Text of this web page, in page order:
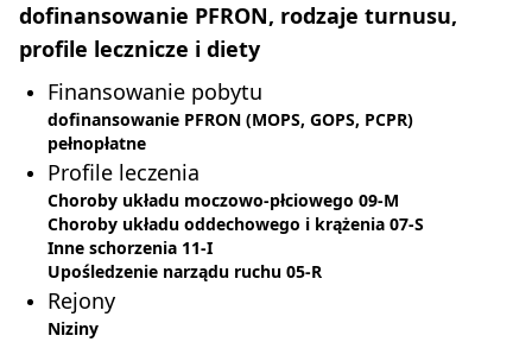
dofinansowanie PFRON, rodzaje turnusu,
profile lecznicze i diety
Finansowanie pobytu
dofinansowanie PFRON (MOPS, GOPS, PCPR)
pełnopłatne
Profile leczenia
Choroby układu moczowo-płciowego 09-M
Choroby układu oddechowego i krążenia 07-S
Inne schorzenia 11-I
Upośledzenie narządu ruchu 05-R
Rejony
Niziny